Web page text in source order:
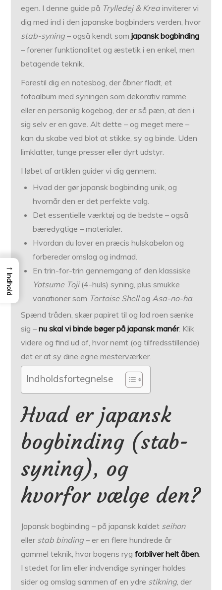
egen. I denne guide på Trylledej & Kreainviterer vi
dig med ind i den japanske bogbinders verden, hvor
stab-syning– også kendt somjapansk bogbinding
– forener funktionalitet og æstetik i en enkel, men
betagende teknik.
Forestil dig en notesbog, der åbner fladt, et
fotoalbum med syningen som dekorativ ramme
eller en personlig kogebog, der er så pæn, at den i
sig selv er en gave. Alt dette – og meget mere –
kan du skabe ved blot at stikke, sy og binde. Uden
limklatter, tunge presser eller dyrt udstyr.
I løbet af artiklen guider vi dig gennem:
Hvad der gør japansk bogbinding unik, og
hvornår den er det perfekte valg.
Det essentielle værktøj og de bedste – også
bæredygtige – materialer.
Hvordan du laver en præcis hulskabelon og
forbereder omslag og indmad.
En trin-for-trin gennemgang af den klassiske
Yotsume Toji(4-huls) syning, plus smukke
variationer som Tortoise ShellogAsa-no-ha.
Spænd tråden, skær papiret til og lad roen sænke
sig –nu skal vi binde bøger på japansk manér. Klik
videre og find ud af, hvor nemt (og tilfredsstillende)
det er at sy dine egne mesterværker.
Indholdsfortegnelse
Hvad er japansk
bogbinding (stab-
syning), og
hvorfor vælge den?
Japansk bogbinding – på japansk kaldet seihon
eller stab binding– er en flere hundrede år
gammel teknik, hvor bogens rygforbliver helt åben.
I stedet for lim eller indvendige syninger holdes
sider og omslag sammen af en ydre stikning, der
→
Indhold